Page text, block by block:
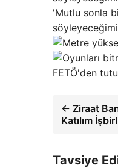
'Mutlu sonla
FETÖ'den
← Ziraat
Katılım
Tavsiye